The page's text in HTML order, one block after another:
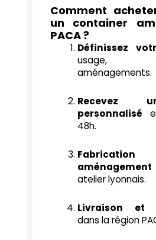
Comment
un container
PACA ?
Définissez
usage,
aménagements.
Recevez
personnalisé
48h.
aménagement
atelier lyonnais.
Livraison et
dans la région